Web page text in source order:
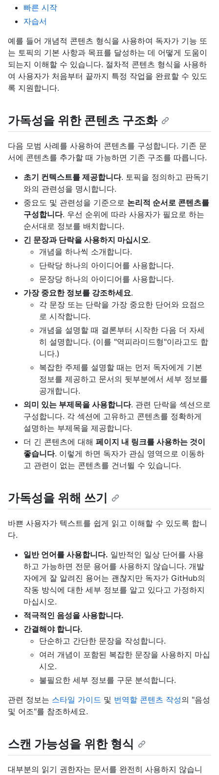
빠른 시작
자습서
예를 들어 개념적 콘텐츠 형식을 사용하여 독자가 기능 또
는 토픽의 기본 사항과 목표를 달성하는 데 어떻게 도움이
되는지 이해할 수 있습니다. 절차적 콘텐츠 형식을 사용하
여 사용자가 처음부터 끝까지 특정 작업을 완료할 수 있도
록 지원합니다.
가독성을 위한 콘텐츠 구조화
다음 모범 사례를 사용하여 콘텐츠를 구성합니다. 기존 문
서에 콘텐츠를 추가할 때 가능하면 기존 구조를 따릅니다.
초기 컨텍스트를 제공합니다. 토픽을 정의하고 판독기
와의 관련성을 명시합니다.
중요도 및 관련성을 기준으로 논리적 순서로 콘텐츠를
구성합니다. 우선 순위에 따라 사용자가 필요로 하는
순서대로 정보를 배치합니다.
긴 문장과 단락을 사용하지 마십시오.
개념을 하나씩 소개합니다.
단락당 하나의 아이디어를 사용합니다.
문장당 하나의 아이디어를 사용합니다.
가장 중요한 정보를 강조하세요.
각 문장 또는 단락을 가장 중요한 단어와 요점으
로 시작합니다.
개념을 설명할 때 결론부터 시작한 다음 더 자세
히 설명합니다. (이를 "역피라미드형"이라고도 합
니다.)
복잡한 주제를 설명할 때는 먼저 독자에게 기본
정보를 제공하고 문서의 뒷부분에서 세부 정보를
공개합니다.
의미 있는 부제목을 사용합니다. 관련 단락을 섹션으로
구성합니다. 각 섹션에 고유하고 콘텐츠를 정확하게
설명하는 부제목을 제공합니다.
더 긴 콘텐츠에 대해 페이지 내 링크를 사용하는 것이
좋습니다. 이렇게 하면 독자가 관심 영역으로 이동하
고 관련이 없는 콘텐츠를 건너뛸 수 있습니다.
가독성을 위해 쓰기
바쁜 사용자가 텍스트를 쉽게 읽고 이해할 수 있도록 합니
다.
일반 언어를 사용합니다. 일반적인 일상 단어를 사용
하고 가능하면 전문 용어를 사용하지 않습니다. 개발
자에게 잘 알려진 용어는 괜찮지만 독자가 GitHub의
작동 방식에 대한 세부 정보를 알고 있다고 가정하지
마십시오.
적극적인 음성을 사용합니다.
간결해야 합니다.
단순하고 간단한 문장을 작성합니다.
여러 개념이 포함된 복잡한 문장을 사용하지 마십
시오.
불필요한 세부 정보를 구문 분석합니다.
관련 정보는 스타일 가이드 및 번역할 콘텐츠 작성의 "음성
및 어조"를 참조하세요.
스캔 가능성을 위한 형식
대부분의 읽기 권한자는 문서를 완전히 사용하지 않습니